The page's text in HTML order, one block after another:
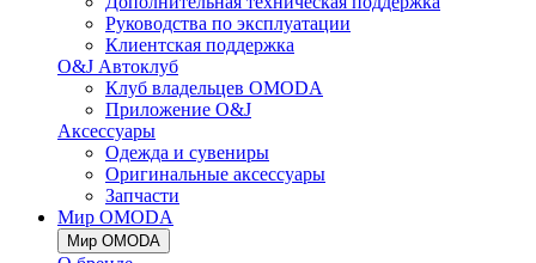
Руководства по эксплуатации
Клиентская поддержка
O&J Автоклуб
Клуб владельцев OMODA
Приложение O&J
Аксессуары
Одежда и сувениры
Оригинальные аксессуары
Запчасти
Мир OMODA
Мир OMODA